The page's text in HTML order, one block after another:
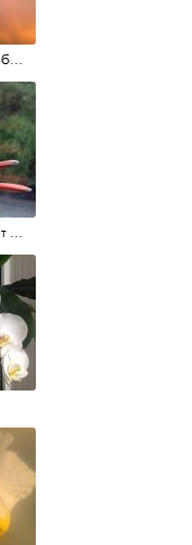
#6июля2017 #белыеночи #питерскоеутро #джулаймонинг #июльскоеутро #радугавовсёнебо #радуга #дождик
#цветокцветёт #flowers